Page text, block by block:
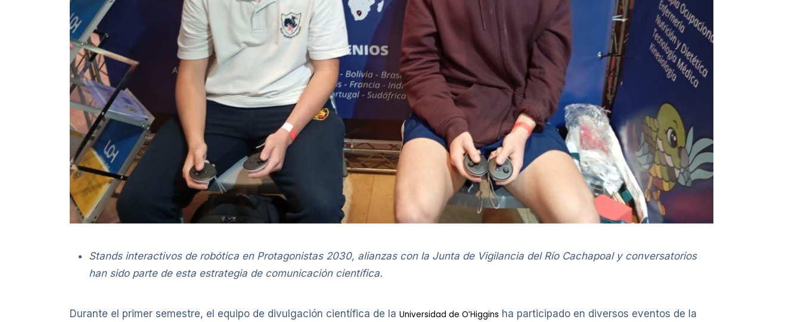
Stands interactivos de robótica en Protagonistas 2030, alianzas con la Junta de Vigilancia del Río Cachapoal y conversatorios
han sido parte de esta estrategia de comunicación científica.
Durante el primer semestre, el equipo de divulgación científica de la Universidad de O’Higgins ha participado en diversos eventos de la